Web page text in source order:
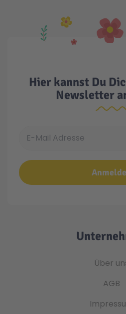
Hier kannst Du
Newsletter
Über
AGB